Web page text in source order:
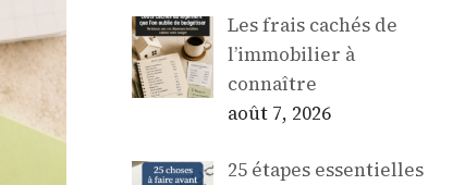
Les frais cachés de
l’immobilier à
connaître
août 7, 2026
25 étapes essentielles